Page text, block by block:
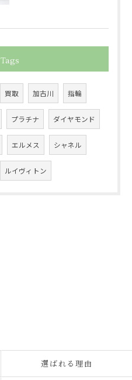
Tags
買取 加古川 指輪
プラチナ ダイヤモンド
エルメス シャネル
ルイヴィトン
選ばれる理由